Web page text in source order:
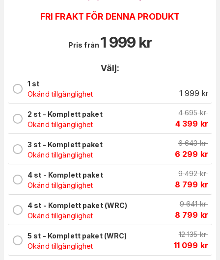
FRI FRAKT FÖR DENNA PRODUKT
Pris från 1 999 kr
Välj:
1 st
Okänd tillgänglighet
1 999 kr
2 st - Komplett paket
Okänd tillgänglighet
4 695 kr
4 399 kr
3 st - Komplett paket
Okänd tillgänglighet
6 643 kr
6 299 kr
4 st - Komplett paket
Okänd tillgänglighet
9 492 kr
8 799 kr
4 st - Komplett paket (WRC)
Okänd tillgänglighet
9 641 kr
8 799 kr
5 st - Komplett paket (WRC)
Okänd tillgänglighet
12 135 kr
11 099 kr